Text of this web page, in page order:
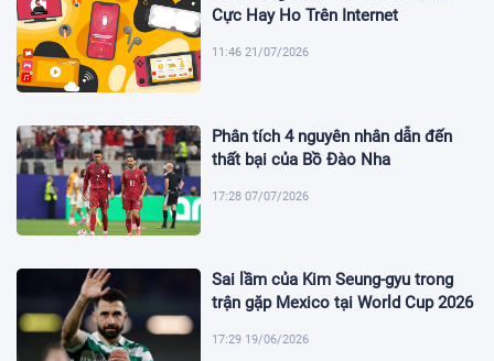
Cực Hay Ho Trên Internet
11:46 21/07/2026
Phân tích 4 nguyên nhân dẫn đến
thất bại của Bồ Đào Nha
17:28 07/07/2026
Sai lầm của Kim Seung-gyu trong
trận gặp Mexico tại World Cup 2026
17:29 19/06/2026